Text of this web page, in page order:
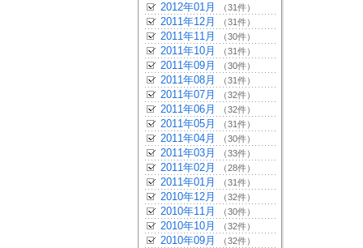
2012年01月 （31件）
2011年12月 （31件）
2011年11月 （30件）
2011年10月 （31件）
2011年09月 （30件）
2011年08月 （31件）
2011年07月 （32件）
2011年06月 （32件）
2011年05月 （31件）
2011年04月 （30件）
2011年03月 （33件）
2011年02月 （28件）
2011年01月 （31件）
2010年12月 （32件）
2010年11月 （30件）
2010年10月 （32件）
2010年09月 （32件）